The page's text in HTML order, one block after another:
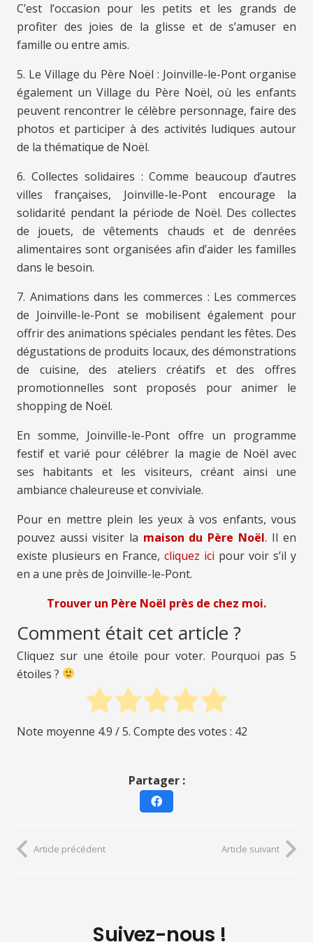
C’est l’occasion pour les petits et les grands de
profiter des joies de la glisse et de s’amuser en
famille ou entre amis.
5. Le Village du Père Noël : Joinville-le-Pont organise
également un Village du Père Noël, où les enfants
peuvent rencontrer le célèbre personnage, faire des
photos et participer à des activités ludiques autour
de la thématique de Noël.
6. Collectes solidaires : Comme beaucoup d’autres
villes françaises, Joinville-le-Pont encourage la
solidarité pendant la période de Noël. Des collectes
de jouets, de vêtements chauds et de denrées
alimentaires sont organisées afin d’aider les familles
dans le besoin.
7. Animations dans les commerces : Les commerces
de Joinville-le-Pont se mobilisent également pour
offrir des animations spéciales pendant les fêtes. Des
dégustations de produits locaux, des démonstrations
de cuisine, des ateliers créatifs et des offres
promotionnelles sont proposés pour animer le
shopping de Noël.
En somme, Joinville-le-Pont offre un programme
festif et varié pour célébrer la magie de Noël avec
ses habitants et les visiteurs, créant ainsi une
ambiance chaleureuse et conviviale.
Pour en mettre plein les yeux à vos enfants, vous
pouvez aussi visiter la maison du Père Noël. Il en
existe plusieurs en France, cliquez ici pour voir s’il y
en a une près de Joinville-le-Pont.
Trouver un Père Noël près de chez moi.
Comment était cet article ?
Cliquez sur une étoile pour voter. Pourquoi pas 5
étoiles ?
Note moyenne 4.9 / 5. Compte des votes : 42
Partager :
Article précédent Article suivant
Suivez-nous !